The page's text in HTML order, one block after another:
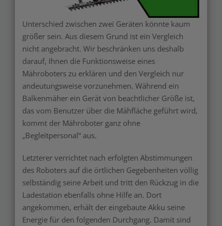
Unterschied zwischen zwei Geräten könnte kaum
größer sein. Aus diesem Grund ist ein Vergleich
nicht angebracht. Wir beschränken uns deshalb
darauf, Ihnen die Funktionsweise eines
Mähroboters zu erklären und den Vergleich nur
andeutungsweise vorzunehmen. Während ein
Balkenmäher ein Gerät von beachtlicher Größe ist,
das vom Benutzer über die Mähfläche geführt wird,
kommt der Mähroboter ganz ohne
„Begleitpersonal“ aus.
Letzterer verrichtet nach erfolgten Abstimmungen
des Roboters auf die örtlichen Gegebenheiten völlig
selbständig seine Arbeit und tritt den Rückzug in die
Ladestation ebenfalls ohne Hilfe an. Dort
angekommen, erhält der eingebaute Akku seine
Energie für den folgenden Durchgang. Damit sind